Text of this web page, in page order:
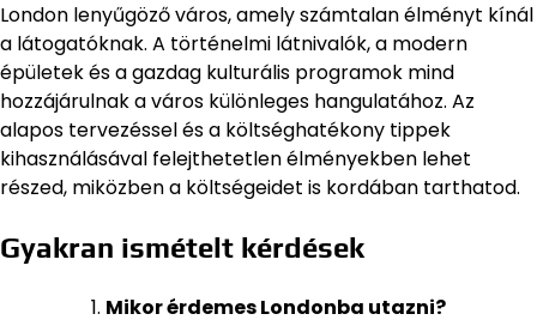
London lenyűgöző város, amely számtalan élményt kínál
a látogatóknak. A történelmi látnivalók, a modern
épületek és a gazdag kulturális programok mind
hozzájárulnak a város különleges hangulatához. Az
alapos tervezéssel és a költséghatékony tippek
kihasználásával felejthetetlen élményekben lehet
részed, miközben a költségeidet is kordában tarthatod.
Gyakran ismételt kérdések
Mikor érdemes Londonba utazni?